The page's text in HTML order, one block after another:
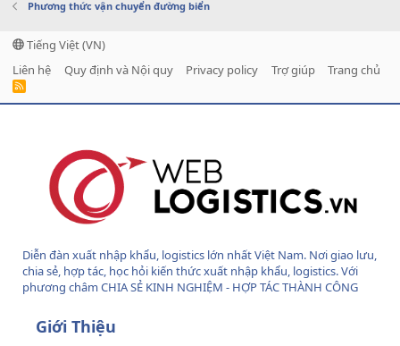
Phương thức vận chuyển đường biển
Tiếng Việt (VN)
Liên hệ
Quy định và Nội quy Privacy policy Trợ giúp Trang chủ
R
S
Diễn đàn xuất nhập khẩu, logistics lớn nhất Việt Nam. Nơi giao lưu,
chia sẻ, hợp tác, học hỏi kiến thức xuất nhập khẩu, logistics. Với
phương châm CHIA SẺ KINH NGHIỆM - HỢP TÁC THÀNH CÔNG
Giới Thiệu